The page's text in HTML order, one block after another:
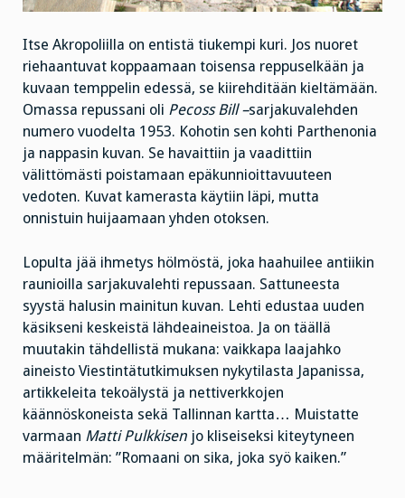
Itse Akropoliilla on entistä tiukempi kuri. Jos nuoret
riehaantuvat koppaamaan toisensa reppuselkään ja
kuvaan temppelin edessä, se kiirehditään kieltämään.
Omassa repussani oli Pecoss Bill –sarjakuvalehden
numero vuodelta 1953. Kohotin sen kohti Parthenonia
ja nappasin kuvan. Se havaittiin ja vaadittiin
välittömästi poistamaan epäkunnioittavuuteen
vedoten. Kuvat kamerasta käytiin läpi, mutta
onnistuin huijaamaan yhden otoksen.
Lopulta jää ihmetys hölmöstä, joka haahuilee antiikin
raunioilla sarjakuvalehti repussaan. Sattuneesta
syystä halusin mainitun kuvan. Lehti edustaa uuden
käsikseni keskeistä lähdeaineistoa. Ja on täällä
muutakin tähdellistä mukana: vaikkapa laajahko
aineisto Viestintätutkimuksen nykytilasta Japanissa,
artikkeleita tekoälystä ja nettiverkkojen
käännöskoneista sekä Tallinnan kartta… Muistatte
varmaan Matti Pulkkisen jo kliseiseksi kiteytyneen
määritelmän: ”Romaani on sika, joka syö kaiken.”